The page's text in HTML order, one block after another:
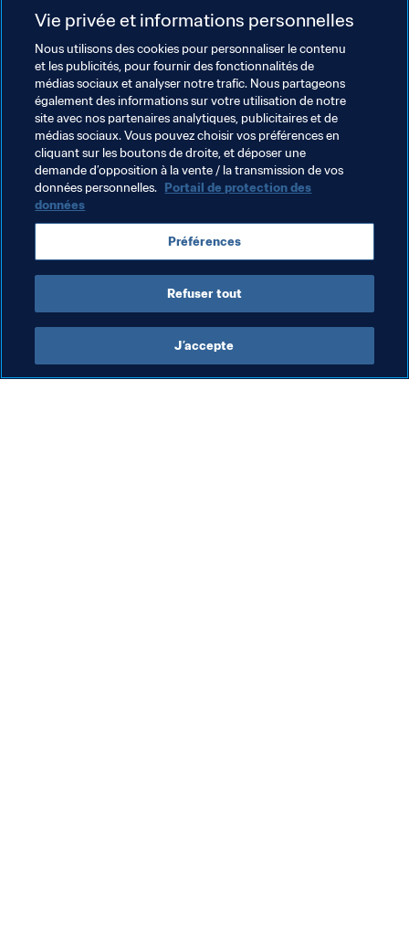
L’édition 2023 verra les meilleures joueuses du monde
s’affronter du 20 juillet au 20 août 2023 pour le trophée
le plus prestigieux du football féminin. Deux ingrédients
inédits marqueront cette compétition : un nouveau
format comportant 32 équipes et une organisation à
cheval sur deux confédérations.
Thèmes en lien
Coupe du Monde Féminine de la FIFA 2023
Australia AFC New Zealand OFC
Vie privée et informations personnelles
Nous utilisons des cookies pour personnaliser le contenu
et les publicités, pour fournir des fonctionnalités de
médias sociaux et analyser notre trafic. Nous partageons
également des informations sur votre utilisation de notre
site avec nos partenaires analytiques, publicitaires et de
médias sociaux. Vous pouvez choisir vos préférences en
cliquant sur les boutons de droite, et déposer une
demande d’opposition à la vente / la transmission de vos
données personnelles. Portail de protection des
données
Préférences
Refuser tout
J’accepte